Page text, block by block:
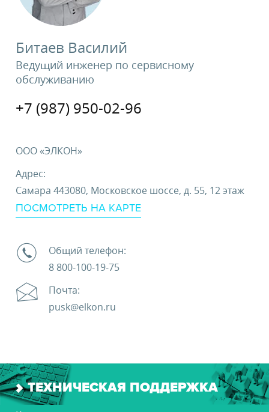
Битаев Василий
Ведущий инженер по сервисному
обслуживанию
+7 (987) 950-02-96
ООО «ЭЛКОН»
Адрес:
Самара 443080, Московское шоссе, д. 55, 12 этаж
ПОСМОТРЕТЬ НА КАРТЕ
Общий телефон:
8 800-100-19-75
Почта:
pusk@elkon.ru
ТЕХНИЧЕСКАЯ ПОДДЕРЖКА